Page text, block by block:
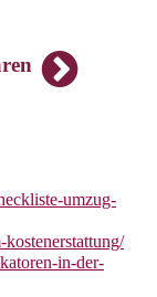
umzug-
in-der-